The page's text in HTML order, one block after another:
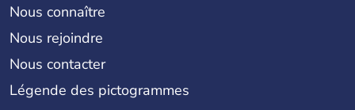
Nous connaître
Nous rejoindre
Nous contacter
Légende des pictogrammes